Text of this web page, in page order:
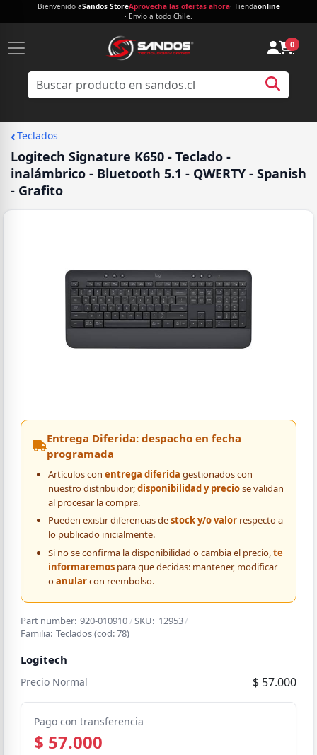
Bienvenido aSandos StoreAprovecha las ofertas ahora· Tiendaonline
· Envío a todo Chile.
0
‹Teclados
Logitech Signature K650 - Teclado -
inalámbrico - Bluetooth 5.1 - QWERTY - Spanish
- Grafito
Entrega Diferida: despacho en fecha
programada
Artículos con entrega diferida gestionados con
nuestro distribuidor;disponibilidad y preciose validan
al procesar la compra.
Pueden existir diferencias destock y/o valorrespecto a
lo publicado inicialmente.
Si no se confirma la disponibilidad o cambia el precio,te
informaremospara que decidas: mantener, modificar
oanularcon reembolso.
Part number: 920-010910 /SKU: 12953/
Familia: Teclados(cod:78)
Logitech
Precio Normal $ 57.000
Pago con transferencia
$ 57.000